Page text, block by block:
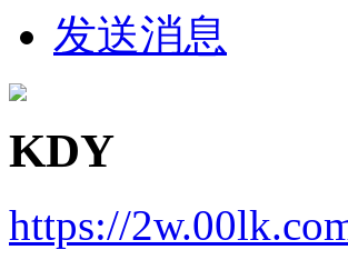
发送消息
KDY
https://